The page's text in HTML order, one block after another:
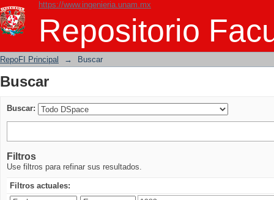
https://www.ingenieria.unam.mx
Repositorio
Buscar
RepoFI Principal → Buscar
Buscar
Buscar:
Filtros
Use filtros para refinar sus resultados.
Filtros actuales: